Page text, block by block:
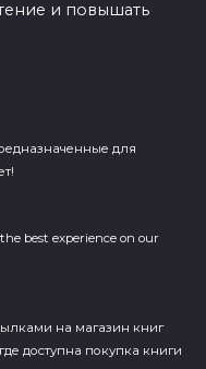
и повышать
для
best experience on our
на магазин книг
доступна покупка книги